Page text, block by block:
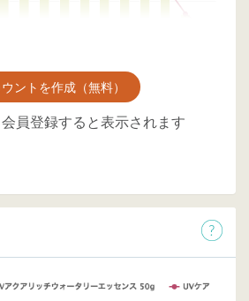
ントを作成（無料）
員登録すると表示されます